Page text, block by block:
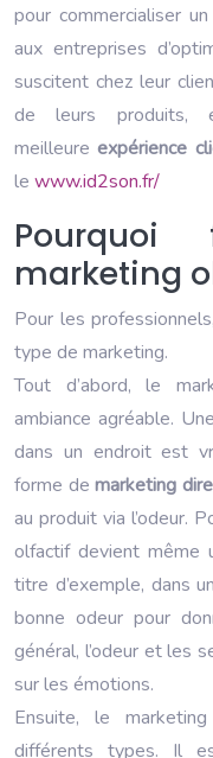
pour commercialiser
aux entreprises
suscitent chez leur
de leurs produits,
meilleureexpérience
le www.id2son.fr/
marketing
Pour les
type de marketing.
Tout d’abord, le
ambiance agréable.
dans un endroit est
forme demarketing
au produit via l’odeur.
olfactif devient même
titre d’exemple, dans
bonne odeur pour
général, l’odeur et les
sur les émotions.
Ensuite, le
différents types. Il